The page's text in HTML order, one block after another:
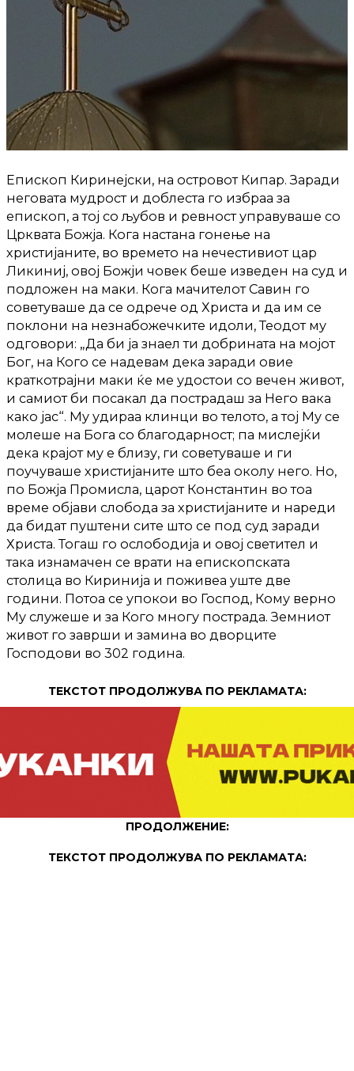
Епископ Киринејски, на островот Кипар. Заради
неговата мудрост и доблеста го избраа за
епископ, а тој со љубов и ревност управуваше со
Црквата Божја. Кога настана гонење на
христијаните, во времето на нечестивиот цар
Ликиниј, овој Божји човек беше изведен на суд и
подложен на маки. Кога мачителот Савин го
советуваше да се одрече од Христа и да им се
поклони на незнабожечките идоли, Теодот му
одговори: „Да би ја знаел ти добрината на мојот
Бог, на Кого се надевам дека заради овие
краткотрајни маки ќе ме удостои со вечен живот,
и самиот би посакал да пострадаш за Него вака
како јас“. Му удираа клинци во телото, а тој Му се
молеше на Бога со благодарност; па мислејќи
дека крајот му е близу, ги советуваше и ги
поучуваше христијаните што беа околу него. Но,
по Божја Промисла, царот Константин во тоа
време објави слобода за христијаните и нареди
да бидат пуштени сите што се под суд заради
Христа. Тогаш го ослободија и овој светител и
така изнамачен се врати на епископската
столица во Киринија и поживеа уште две
години. Потоа се упокои во Господ, Кому верно
Му служеше и за Кого многу пострада. Земниот
живот го заврши и замина во дворците
Господови во 302 година.
ТЕКСТОТ ПРОДОЛЖУВА ПО РЕКЛАМАТА:
ПРОДОЛЖЕНИЕ:
ТЕКСТОТ ПРОДОЛЖУВА ПО РЕКЛАМАТА: